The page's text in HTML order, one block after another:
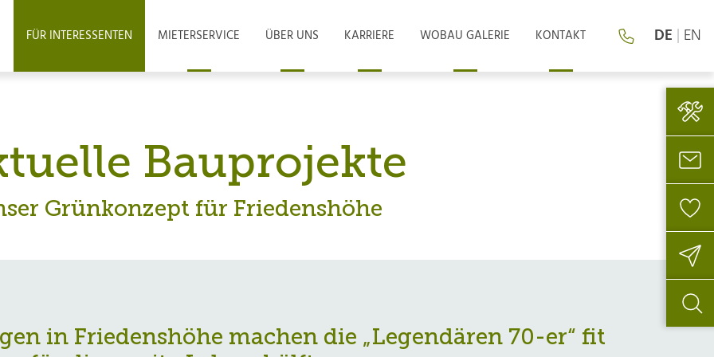
FÜR INTERESSENTEN MIETERSERVICE ÜBER UNS KARRIERE WOBAU GALERIE KONTAKT DE | EN
Bauprojekte
Grünkonzept für Friedenshöhe
in Friedenshöhe machen die „Legendären 70-er“ fit